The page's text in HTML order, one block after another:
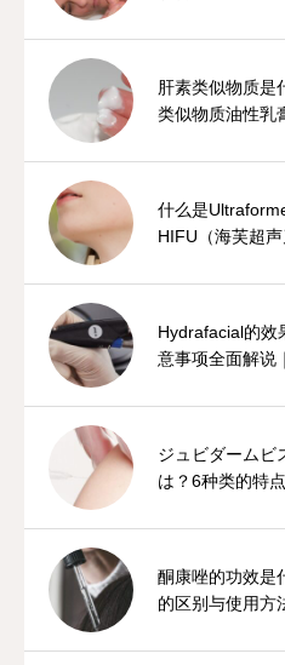
肝素类似物质是
类似物质油性乳
什么是
HIFU（海芙超
Hydrafacial的效
意事项全面解说
ジュビダームビ
は？6种类的特
酮康唑的功效是
的区别与使用方